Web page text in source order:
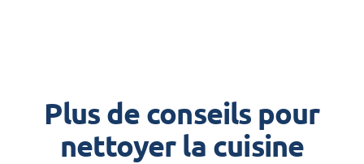
Plus de conseils pour
nettoyer la cuisine